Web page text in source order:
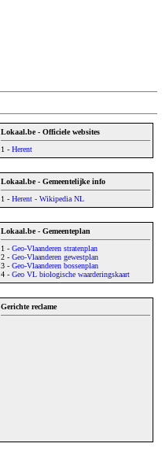
Lokaal.be - Officiele websites
1 - Herent
Lokaal.be - Gemeentelijke info
1 - Herent - Wikipedia NL
Lokaal.be - Gemeenteplan
1 - Geo-Vlaanderen stratenplan
2 - Geo-Vlaanderen gewestplan
3 - Geo-Vlaanderen bossenplan
4 - Geo VL biologische waarderingskaart
Gerichte reclame